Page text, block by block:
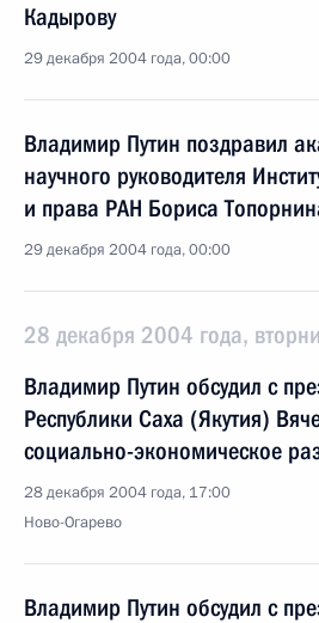
Кадырову
29 декабря 2004 года, 00:00
Владимир Путин поздравил
научного руководителя
и права РАН Бориса
29 декабря 2004 года, 00:00
28 декабря 2004 года,
Владимир Путин обсудил с
Республики Саха (Якутия)
социально-экономическое
28 декабря 2004 года, 17:00
Ново-Огарево
Владимир Путин обсудил с